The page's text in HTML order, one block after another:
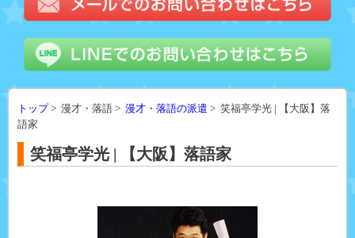
トップ> 漫才・落語 > 漫才・落語の派遣 > 笑福亭学光 | 【大阪】落
語家
笑福亭学光 | 【大阪】落語家